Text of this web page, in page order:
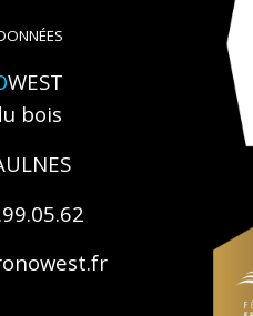
WEST
bois